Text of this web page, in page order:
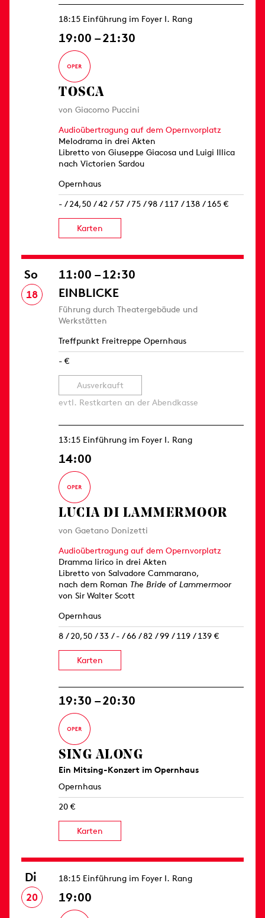
18:15 Einführung im Foyer I. Rang
19:00 – 21:30
TOSCA
von Giacomo Puccini
Audioübertragung auf dem Opernvorplatz
Melodrama in drei Akten
Libretto von Giuseppe Giacosa und Luigi Illica
nach Victorien Sardou
Opernhaus
- / 24,50 / 42 / 57 / 75 / 98 / 117 / 138 / 165 €
Karten
So
18
11:00 – 12:30
EINBLICKE
Führung durch Theatergebäude und
Werkstätten
Treffpunkt Freitreppe Opernhaus
- €
Ausverkauft
evtl. Restkarten an der Abendkasse
13:15 Einführung im Foyer I. Rang
14:00
LUCIA DI LAMMERMOOR
von Gaetano Donizetti
Audioübertragung auf dem Opernvorplatz
Dramma lirico in drei Akten
Libretto von Salvadore Cammarano,
nach dem Roman The Bride of Lammermoor
von Sir Walter Scott
Opernhaus
8 / 20,50 / 33 / - / 66 / 82 / 99 / 119 / 139 €
Karten
19:30 – 20:30
SING ALONG
Ein Mitsing-Konzert im Opernhaus
Opernhaus
20 €
Karten
Di
20
18:15 Einführung im Foyer I. Rang
19:00